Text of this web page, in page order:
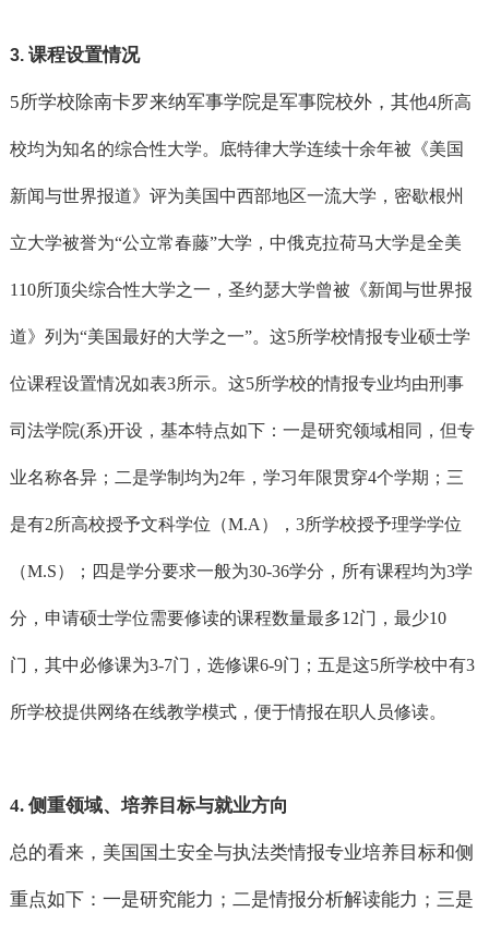
3. 课程设置情况
5所学校除南卡罗来纳军事学院是军事院校外，其他4所高
校均为知名的综合性大学。底特律大学连续十余年被《美国
新闻与世界报道》评为美国中西部地区一流大学，密歇根州
立大学被誉为“公立常春藤”大学，中俄克拉荷马大学是全美
110所顶尖综合性大学之一，圣约瑟大学曾被《新闻与世界报
道》列为“美国最好的大学之一”。这5所学校情报专业硕士学
位课程设置情况如表3所示。这5所学校的情报专业均由刑事
司法学院(系)开设，基本特点如下：一是研究领域相同，但专
业名称各异；二是学制均为2年，学习年限贯穿4个学期；三
是有2所高校授予文科学位（M.A）， 3所学校授予理学学位
（M.S）；四是学分要求一般为30-36学分，所有课程均为3学
分，申请硕士学位需要修读的课程数量最多12门，最少10
门，其中必修课为3-7门，选修课6-9门；五是这5所学校中有3
所学校提供网络在线教学模式，便于情报在职人员修读。
4. 侧重领域、培养目标与就业方向
总的看来，美国国土安全与执法类情报专业培养目标和侧
重点如下：一是研究能力；二是情报分析解读能力；三是